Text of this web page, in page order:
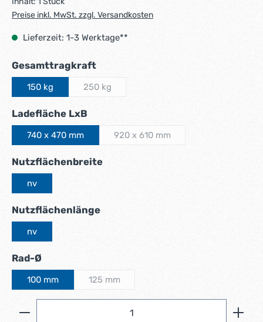
Preise inkl. MwSt. zzgl. Versandkosten
Lieferzeit: 1-3 Werktage**
Gesamttragkraftauswählen
150 kg 250 kg
(Diese Option ist zurzeit nicht verfügbar.)
Ladefläche LxB
740 x 470 mm 920 x 610 mm
Nutzflächenbreiteauswählen
nv
Nutzflächenlängeauswählen
nv
Rad-Øauswählen
100 mm 125 mm
Produkt Anzahl: Gib den gewünschten Wert ein